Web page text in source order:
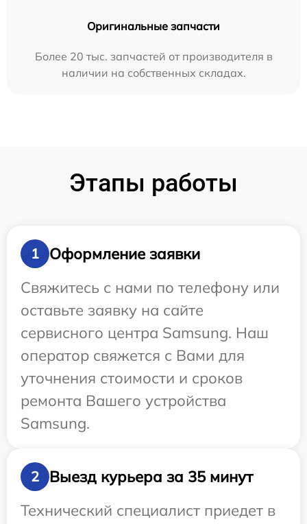
Оригинальные запчасти
Более 20 тыс. запчастей от производителя в
наличии на собственных складах.
Этапы работы
1
Оформление заявки
Свяжитесь с нами по телефону или
оставьте заявку на сайте
сервисного центра Samsung. Наш
оператор свяжется с Вами для
уточнения стоимости и сроков
ремонта Вашего устройства
Samsung.
2
Выезд курьера за 35 минут
Технический специалист приедет в